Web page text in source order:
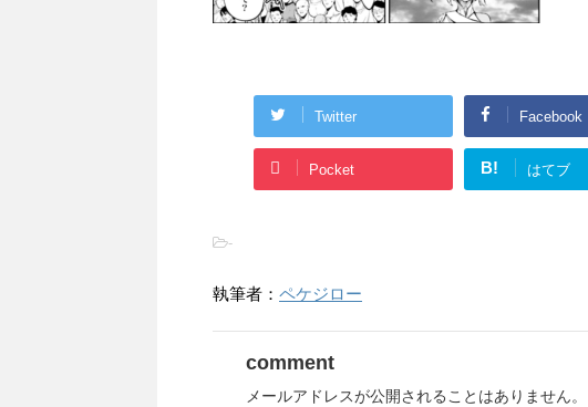
Twitter Facebook
Pocket B! はてブ
-
執筆者： ペケジロー
comment
メールアドレスが公開されることはありません。